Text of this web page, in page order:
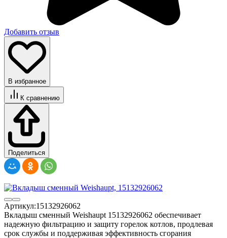
Добавить отзыв
В избранное
К сравнению
Поделиться
Артикул:15132926062
Вкладыш сменный Weishaupt 15132926062 обеспечивает
надежную фильтрацию и защиту горелок котлов, продлевая
срок службы и поддерживая эффективность сгорания